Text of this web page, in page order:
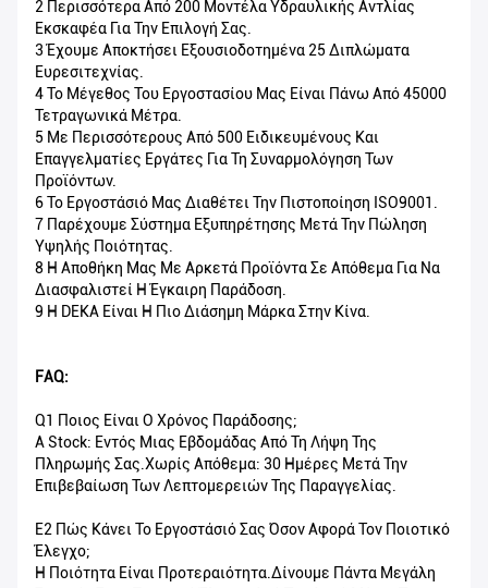
2 Περισσότερα Από 200 Μοντέλα Υδραυλικής Αντλίας
Εκσκαφέα Για Την Επιλογή Σας.
3 Έχουμε Αποκτήσει Εξουσιοδοτημένα 25 Διπλώματα
Ευρεσιτεχνίας.
4 Το Μέγεθος Του Εργοστασίου Μας Είναι Πάνω Από 45000
Τετραγωνικά Μέτρα.
5 Με Περισσότερους Από 500 Ειδικευμένους Και
Επαγγελματίες Εργάτες Για Τη Συναρμολόγηση Των
Προϊόντων.
6 Το Εργοστάσιό Μας Διαθέτει Την Πιστοποίηση ISO9001.
7 Παρέχουμε Σύστημα Εξυπηρέτησης Μετά Την Πώληση
Υψηλής Ποιότητας.
8 Η Αποθήκη Μας Με Αρκετά Προϊόντα Σε Απόθεμα Για Να
Διασφαλιστεί Η Έγκαιρη Παράδοση.
9 Η DEKA Είναι Η Πιο Διάσημη Μάρκα Στην Κίνα.
FAQ:
Q1 Ποιος Είναι Ο Χρόνος Παράδοσης;
A Stock: Εντός Μιας Εβδομάδας Από Τη Λήψη Της
Πληρωμής Σας.Χωρίς Απόθεμα: 30 Ημέρες Μετά Την
Επιβεβαίωση Των Λεπτομερειών Της Παραγγελίας.
Ε2 Πώς Κάνει Το Εργοστάσιό Σας Όσον Αφορά Τον Ποιοτικό
Έλεγχο;
Η Ποιότητα Είναι Προτεραιότητα.Δίνουμε Πάντα Μεγάλη